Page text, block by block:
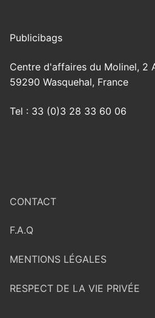
Publicibags
Centre d'affaires du Molinel, 2
59290 Wasquehal, France
Tel : 33 (0)3 28 33 60 06
CONTACT
F.A.Q
MENTIONS LÉGALES
RESPECT DE LA VIE PRIVÉE